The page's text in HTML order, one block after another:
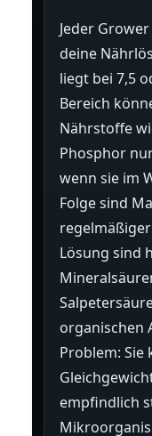
Jeder
deine
liegt bei 7,5
Bereich
Nährstoffe
Phosphor
wenn sie im
Folge sind
Lösung sind
organischen
Problem: Sie
empfindlich